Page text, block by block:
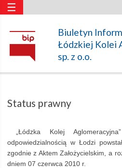
Status
prawny
Kolej
Biuletyn
Łódzkiej Kolei
sp. z o.o.
☰
Status prawny
„Łódzka Kolej
odpowiedzialnością w Łodzi
zgodnie z Aktem Założycielskim, a
dniem 07 czerwca 2010 r.